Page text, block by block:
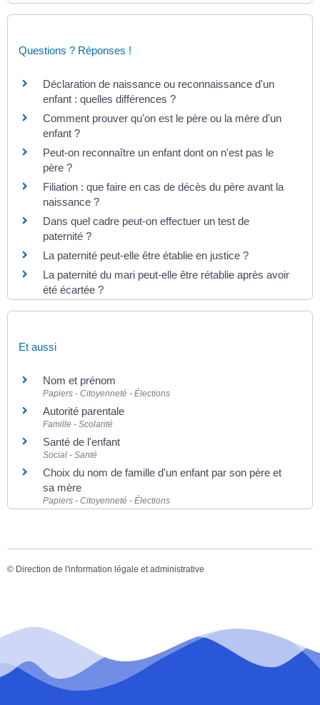
Questions ? Réponses !
Déclaration de naissance ou reconnaissance d'un
enfant : quelles différences ?
Comment prouver qu'on est le père ou la mère d'un
enfant ?
Peut-on reconnaître un enfant dont on n'est pas le
père ?
Filiation : que faire en cas de décès du père avant la
naissance ?
Dans quel cadre peut-on effectuer un test de
paternité ?
La paternité peut-elle être établie en justice ?
La paternité du mari peut-elle être rétablie après avoir
été écartée ?
Et aussi
Nom et prénom
Papiers - Citoyenneté - Élections
Autorité parentale
Famille - Scolarité
Santé de l'enfant
Social - Santé
Choix du nom de famille d'un enfant par son père et
sa mère
Papiers - Citoyenneté - Élections
© Direction de l'information légale et administrative